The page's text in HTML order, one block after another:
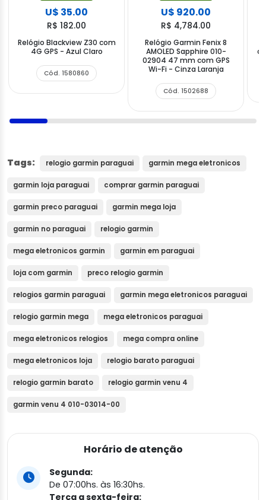
U$ 35.00
R$ 182.00
Relógio Blackview Z30 com
4G GPS - Azul Claro
Cód. 1580860
U$ 920.00
R$ 4,784.00
Relógio Garmin Fenix 8
AMOLED Sapphire 010-
02904 47 mm com GPS
Wi-Fi - Cinza Laranja
Cód. 1502688
Tags: relogio garmin paraguai garmin mega eletronicos
garmin loja paraguai comprar garmin paraguai
garmin preco paraguai garmin mega loja
garmin no paraguai relogio garmin
mega eletronicos garmin garmin em paraguai
loja com garmin preco relogio garmin
relogios garmin paraguai garmin mega eletronicos paraguai
relogio garmin mega mega eletronicos paraguai
mega eletronicos relogios mega compra online
mega eletronicos loja relogio barato paraguai
relogio garmin barato relogio garmin venu 4
garmin venu 4 010-03014-00
Horário de atenção
Segunda:
De 07:00hs. às 16:30hs.
Terça a sexta-feira: